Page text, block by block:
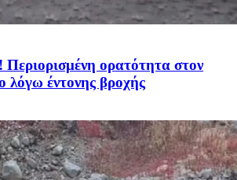
ορατότητα στον
λόγω έντονης βροχής